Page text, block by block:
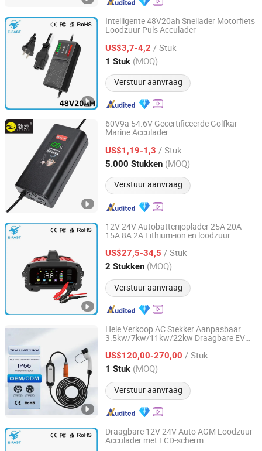
Intelligente 48V20ah Snellader Motorfiets
Loodzuur Puls Acculader
US$3,7-4,2 / Stuk
1 Stuk (MOQ)
Verstuur aanvraag
Tianchang Zhiyun Electronic Technology Co., Ltd.
Anhui, China Sinds 2023
60V9a 54.6V Gecertificeerde Golfkar
Marine Acculader
US$1,19-1,3 / Stuk
5.000 Stukken (MOQ)
Verstuur aanvraag
Yangzhou Bozhou Import and Export Trading Co., Ltd.
Jiangsu, China Sinds 2025
12V 24V Autobatterijoplader 25A 20A
15A 8A 2A Lithium-ion en loodzuur
US$27,5-34,5 / Stuk
2 Stukken (MOQ)
Verstuur aanvraag
Tianchang Zhiyun Electronic Technology Co., Ltd.
Anhui, China Sinds 2023
Hele Verkoop AC Stekker Aanpasbaar
3.5kw/7kw/11kw/22kw Draagbare EV
Oplaadstation
US$120,00-270,00 / Stuk
1 Stuk (MOQ)
Verstuur aanvraag
Anhui Evs Green Energy Technology Co., Ltd
Anhui, China Sinds 2024
Draagbare 12V 24V Auto AGM Loodzuur
Acculader met LCD-scherm
Tianchang Zhiyun Electronic Technology Co., Ltd.